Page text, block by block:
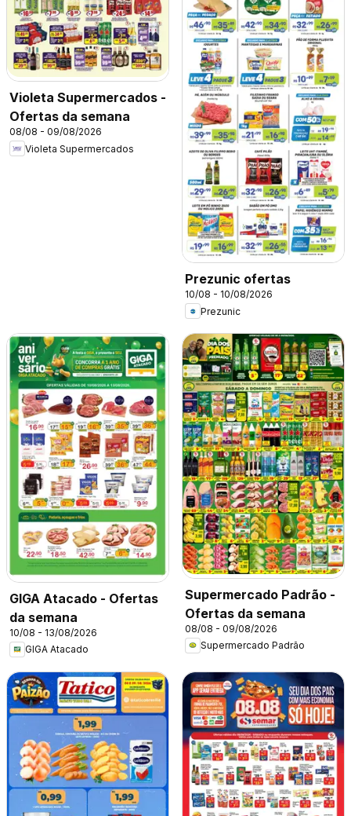
Violeta Supermercados -
Ofertas da semana
08/08 - 09/08/2026
Violeta Supermercados
Prezunic ofertas
10/08 - 10/08/2026
Prezunic
GIGA Atacado - Ofertas
da semana
10/08 - 13/08/2026
GIGA Atacado
Supermercado Padrão -
Ofertas da semana
08/08 - 09/08/2026
Supermercado Padrão